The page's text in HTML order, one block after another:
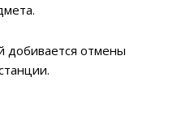
добивается отмены